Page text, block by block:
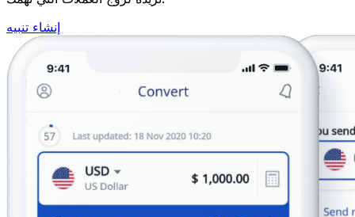
إنشاء تنبيه